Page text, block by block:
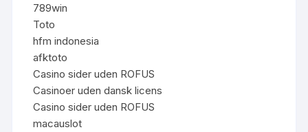
789win
Toto
hfm indonesia
afktoto
Casino sider uden ROFUS
Casinoer uden dansk licens
Casino sider uden ROFUS
macauslot